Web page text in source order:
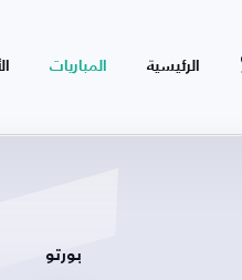
الرئيسية المباريات
بورتو